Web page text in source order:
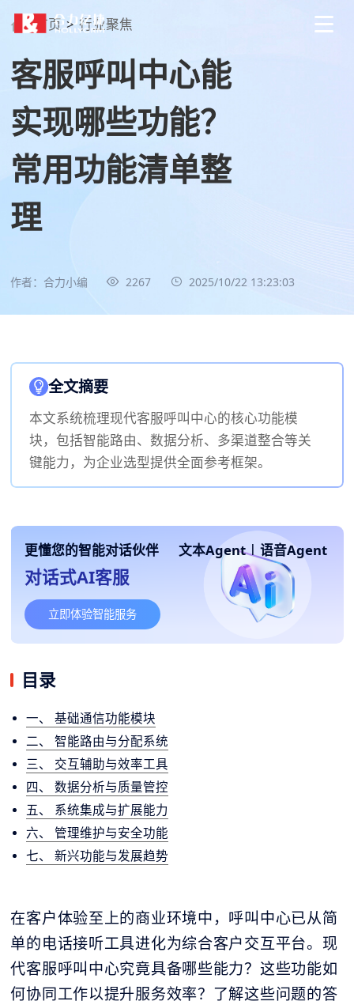
首页 > 行业聚焦
客服呼叫中心能
实现哪些功能？
常用功能清单整
理
作者：合力小编 2267 2025/10/22 13:23:03
全文摘要
本文系统梳理现代客服呼叫中心的核心功能模
块，包括智能路由、数据分析、多渠道整合等关
键能力，为企业选型提供全面参考框架。
更懂您的智能对话伙伴 文本Agent | 语音Agent
对话式AI客服
立即体验智能服务
目录
一、 基础通信功能模块
二、 智能路由与分配系统
三、 交互辅助与效率工具
四、 数据分析与质量管控
五、 系统集成与扩展能力
六、 管理维护与安全功能
七、 新兴功能与发展趋势
在客户体验至上的商业环境中，呼叫中心已从简
单的电话接听工具进化为综合客户交互平台。现
代客服呼叫中心究竟具备哪些能力？这些功能如
何协同工作以提升服务效率？了解这些问题的答